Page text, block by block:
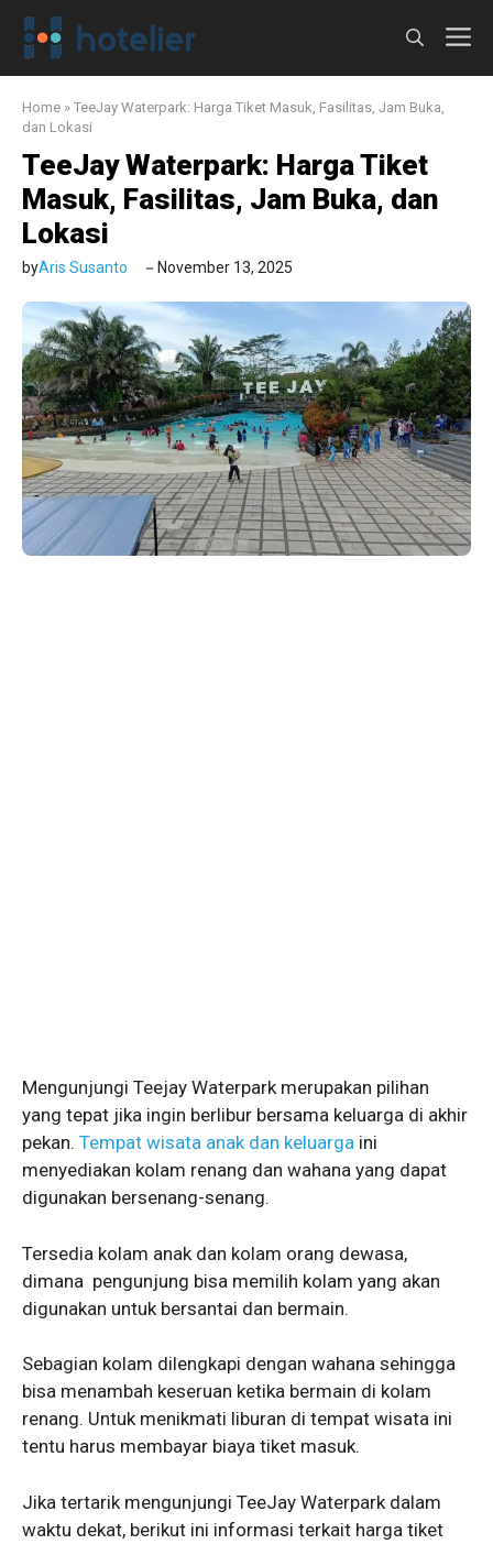
Langsung
Home » TeeJay Waterpark: Harga Tiket Masuk, Fasilitas, Jam Buka,
dan Lokasi
TeeJay Waterpark: Harga Tiket
Masuk, Fasilitas, Jam Buka, dan
Lokasi
byAris Susanto November 13, 2025
Mengunjungi Teejay Waterpark merupakan pilihan
yang tepat jika ingin berlibur bersama keluarga di akhir
pekan. Tempat wisata anak dan keluarga ini
menyediakan kolam renang dan wahana yang dapat
digunakan bersenang-senang.
Tersedia kolam anak dan kolam orang dewasa,
dimana pengunjung bisa memilih kolam yang akan
digunakan untuk bersantai dan bermain.
Sebagian kolam dilengkapi dengan wahana sehingga
bisa menambah keseruan ketika bermain di kolam
renang. Untuk menikmati liburan di tempat wisata ini
tentu harus membayar biaya tiket masuk.
Jika tertarik mengunjungi TeeJay Waterpark dalam
waktu dekat, berikut ini informasi terkait harga tiket